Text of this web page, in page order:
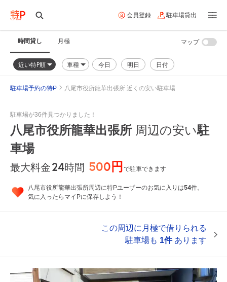
会員登録 駐車場貸出
時間貸し 月極
近い特P順 車種 今日 明日 日付
マップ
駐車場予約の特P 八尾市役所龍華出張所 近くの安い駐車場
駐車場が36件見つかりました！
八尾市役所龍華出張所 周辺の安い駐
車場
最大料金24時間 500円で駐車できます
八尾市役所龍華出張所周辺に特Pユーザーのお気に入りは54件。
気に入ったらマイPに保存しよう！
この周辺に月極で借りられる
駐車場も 1件あります